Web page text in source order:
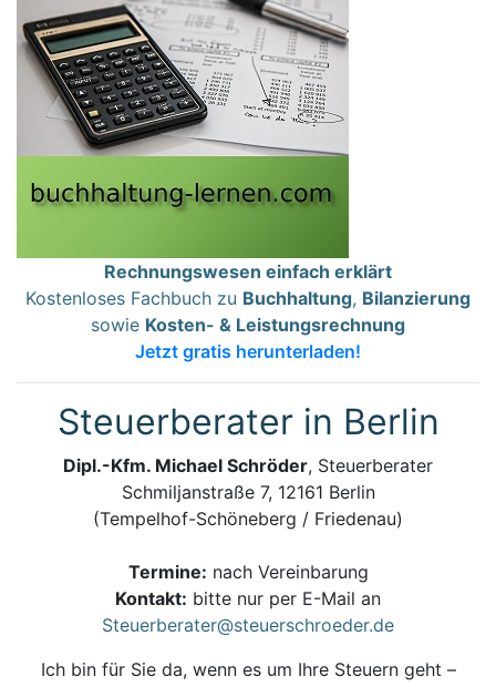
Rechnungswesen einfach erklärt
Kostenloses Fachbuch zu Buchhaltung, Bilanzierung
sowie Kosten- & Leistungsrechnung
Jetzt gratis herunterladen!
Steuerberater in Berlin
Dipl.-Kfm. Michael Schröder, Steuerberater
Schmiljanstraße 7, 12161 Berlin
(Tempelhof-Schöneberg / Friedenau)
Termine: nach Vereinbarung
Kontakt: bitte nur per E-Mail an
Steuerberater@steuerschroeder.de
Ich bin für Sie da, wenn es um Ihre Steuern geht –